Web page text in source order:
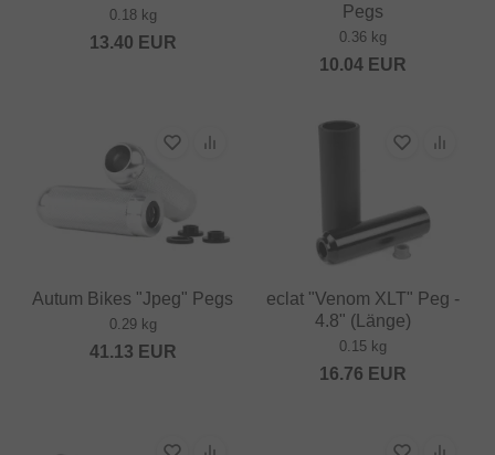
0.18 kg
13.40 EUR
Pegs
0.36 kg
10.04EUR
Autum Bikes "Jpeg" Pegs
0.29 kg
41.13 EUR
eclat "Venom XLT" Peg -
4.8" (Länge)
0.15 kg
16.76 EUR